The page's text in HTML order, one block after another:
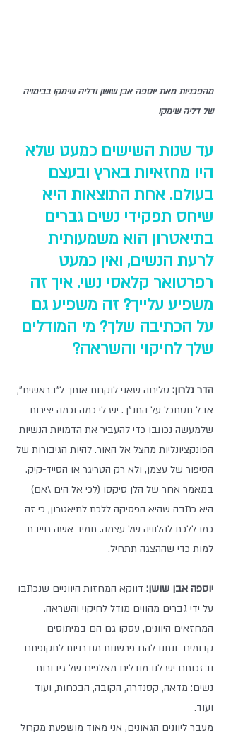
מהפכניות מאת יוספה אבן שושן ודליה שימקו בבימויה
של דליה שימקו
עד שנות השישים כמעט שלא
היו מחזאיות בארץ ובעצם
בעולם. אחת התוצאות היא
שיחס תפקידי נשים גברים
בתיאטרון הוא משמעותית
לרעת הנשים, ואין כמעט
רפרטואר קלאסי נשי. איך זה
משפיע עלייך? זה משפיע גם
על הכתיבה שלך? מי המודלים
שלך לחיקוי והשראה?
הדר גלרון: סליחה שאני לוקחת אותך ל"בראשית",
אבל תסתכל על התנ"ך. יש לי כמה וכמה יצירות
שלמעשה נכתבו כדי להעביר את הדמויות הנשיות
הפונקציונליות מהצל אל האור. להיות הגיבורות של
הסיפור של עצמן, ולא רק הטריגר או הסייד-קיק.
במאמר אחר של הלן סיקסו (לכי אל הים \אם)
היא כתבה שהיא הפסיקה ללכת לתיאטרון, כי זה
כמו ללכת להלוויה של עצמה. תמיד אשה חייבת
למות כדי שההצגה תתחיל.
יוספה אבן שושן: דווקא המחזות היווניים שנכתבו
על ידי גברים מהווים מודל לחיקוי והשראה.
המחזאים היוונים, עסקו גם הם במיתוסים
קדומים  ונתנו להם פרשנות מודרניות לתקופתם
ובזכותם יש לנו מודלים מאלפים של גיבורות
נשים: מדאה, קסנדרה, הקובה, הבכחות, ועוד
ועוד.
מעבר ליוונים הגאונים, אני מאוד מושפעת מקרול